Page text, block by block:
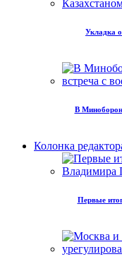
Укладка
В
Колонка
Первые